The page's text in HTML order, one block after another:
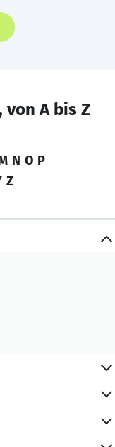
von A bis Z
N O P
Z